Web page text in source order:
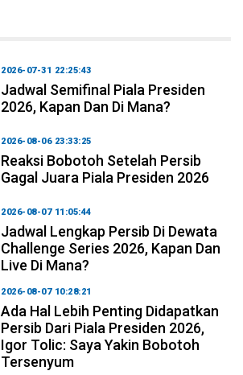
2026-07-31 22:25:43
Jadwal Semifinal Piala Presiden
2026, Kapan Dan Di Mana?
2026-08-06 23:33:25
Reaksi Bobotoh Setelah Persib
Gagal Juara Piala Presiden 2026
2026-08-07 11:05:44
Jadwal Lengkap Persib Di Dewata
Challenge Series 2026, Kapan Dan
Live Di Mana?
2026-08-07 10:28:21
Ada Hal Lebih Penting Didapatkan
Persib Dari Piala Presiden 2026,
Igor Tolic: Saya Yakin Bobotoh
Tersenyum